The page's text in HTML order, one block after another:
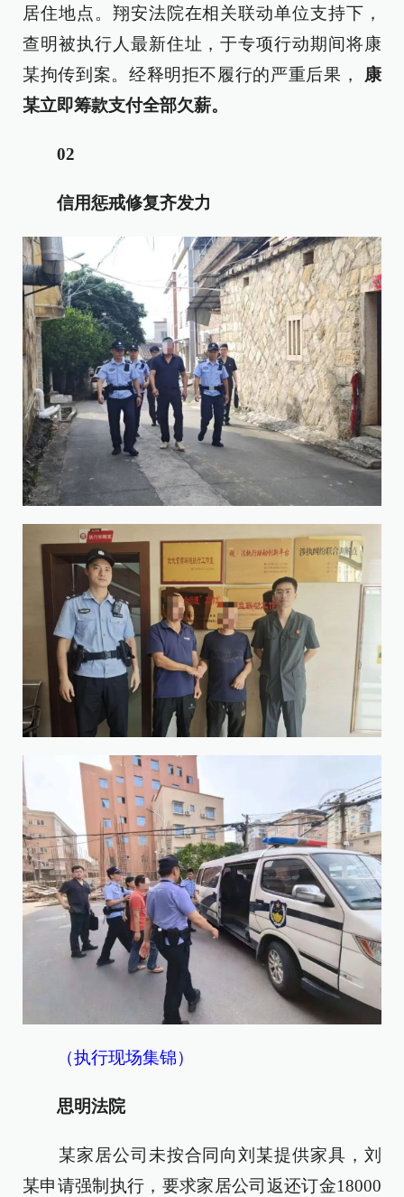
居住地点。翔安法院在相关联动单位支持下，
查明被执行人最新住址，于专项行动期间将康
某拘传到案。经释明拒不履行的严重后果，
康
某立即筹款支付全部欠薪。
02
信用惩戒修复齐发力
（执行现场集锦）
思明法院
某家居公司未按合同向刘某提供家具，刘
某申请强制执行，要求家居公司返还订金18000